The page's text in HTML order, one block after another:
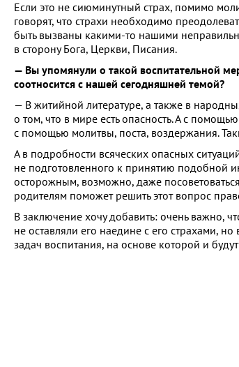
Если это не сиюминутный страх, помимо
говорят, что страхи необходимо
быть вызваны какими-то нашими
в сторону Бога, Церкви, Писания.
— Вы упомянули о такой воспитательной
соотносится с нашей сегодняшней темой?
— В житийной литературе, а также в
о том, что в мире есть опасность. А с
с помощью молитвы, поста, воздержания.
А в подробности всяческих опасных
не подготовленного к принятию подобной
осторожным, возможно, даже
родителям поможет решить этот вопрос
В заключение хочу добавить: очень важно,
не оставляли его наедине с его страхами,
задач воспитания, на основе которой и